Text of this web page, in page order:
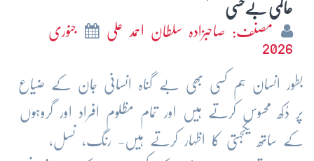
عالمی بےحسی
مصنف: صاحبزادہ سلطان احمد علی
جنوری
2026
بطور انسان ہم کسی بھی بے گناہ انسانی جان کے ضیاع
پر دُکھ محسوس کرتے ہیں اور تمام مظلوم افراد اور گروہوں
کے ساتھ یکجہتی کا اظہار کرتے ہیں- رنگ، نسل،